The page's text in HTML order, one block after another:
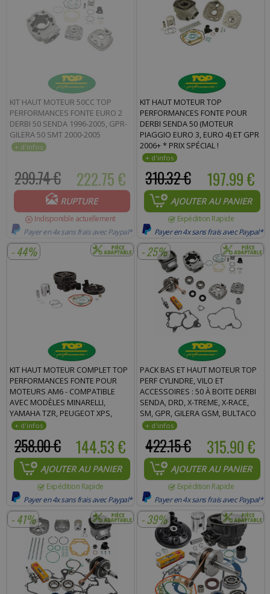
KIT HAUT MOTEUR 50CC TOP
PERFORMANCES FONTE EURO 2
DERBI 50 SENDA 1996-2005, GPR-
GILERA 50 SMT 2000-2005
222.75 €
299.74 €
RUPTURE
Indisponible actuellement
Payer en 4x sans frais avec Paypal*
KIT HAUT MOTEUR TOP
PERFORMANCES FONTE POUR
DERBI SENDA 50 (MOTEUR
PIAGGIO EURO 3, EURO 4) ET GPR
2006+ * PRIX SPÉCIAL !
197.99 €
310.32 €
AJOUTER AU PANIER
Expédition Rapide
Payer en 4x sans frais avec Paypal*
- 44%
KIT HAUT MOTEUR COMPLET TOP
PERFORMANCES FONTE POUR
MOTEURS AM6 - COMPATIBLE
AVEC MODÈLES MINARELLI,
YAMAHA TZR, PEUGEOT XPS,
RIEJU RS1, BETA RR.
144.53 €
258.00 €
AJOUTER AU PANIER
Expédition Rapide
Payer en 4x sans frais avec Paypal*
- 25%
PACK BAS ET HAUT MOTEUR TOP
PERF CYLINDRE, VILO ET
ACCESSOIRES : 50 À BOITE DERBI
SENDA, DRD, X-TREME, X-RACE,
SM, GPR, GILERA GSM, BULTACO
ASTRO EURO 2
315.90 €
422.15 €
AJOUTER AU PANIER
Expédition Rapide
Payer en 4x sans frais avec Paypal*
- 41% - 39%